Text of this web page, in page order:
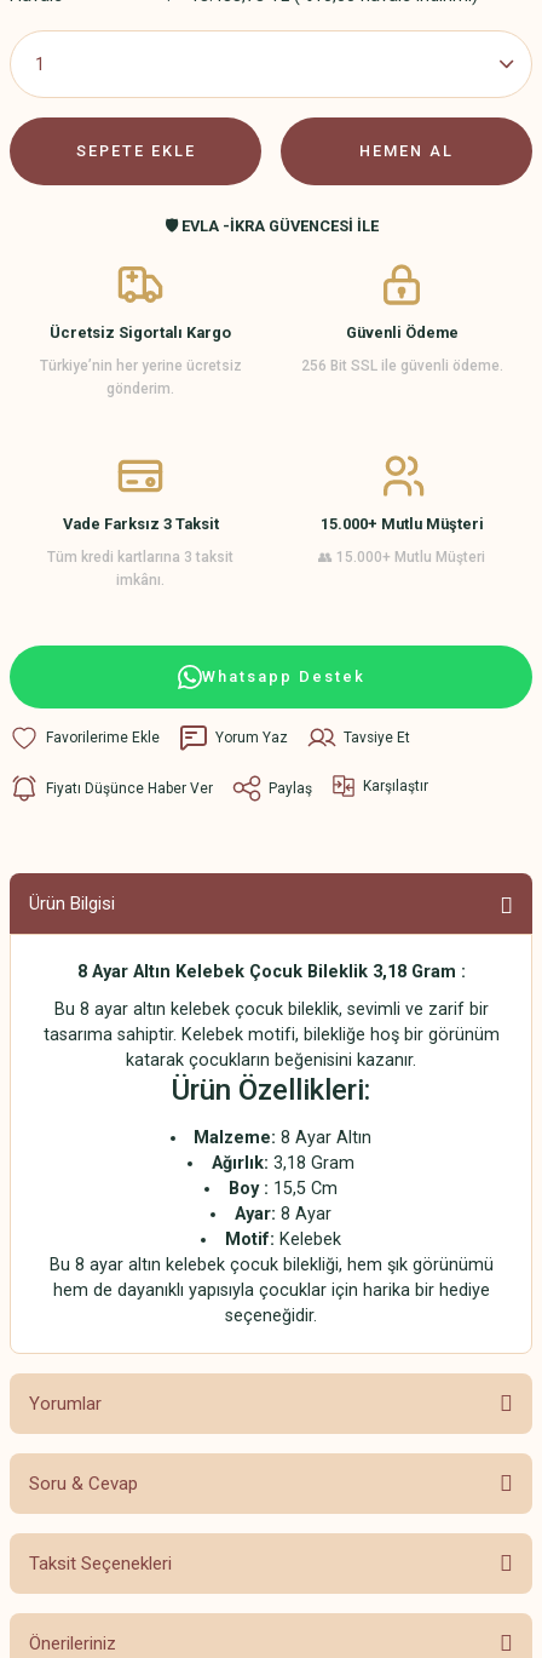
SEPETE EKLE HEMEN AL
🛡️ EVLA -İKRA GÜVENCESİ İLE
Ücretsiz Sigortalı Kargo
Türkiye’nin her yerine ücretsiz
gönderim.
Güvenli Ödeme
256 Bit SSL ile güvenli ödeme.
Vade Farksız 3 Taksit
Tüm kredi kartlarına 3 taksit
imkânı.
15.000+ Mutlu Müşteri
👥 15.000+ Mutlu Müşteri
Whatsapp Destek
Yorum Yaz Tavsiye Et
Fiyatı Düşünce Haber Ver Paylaş Karşılaştır
Ürün Bilgisi
8 Ayar Altın Kelebek Çocuk Bileklik 3,18 Gram :
Bu 8 ayar altın kelebek çocuk bileklik, sevimli ve zarif bir
tasarıma sahiptir. Kelebek motifi, bilekliğe hoş bir görünüm
katarak çocukların beğenisini kazanır.
Ürün Özellikleri:
Malzeme: 8 Ayar Altın
Ağırlık: 3,18 Gram
Boy : 15,5 Cm
Ayar: 8 Ayar
Motif: Kelebek
Bu 8 ayar altın kelebek çocuk bilekliği, hem şık görünümü
hem de dayanıklı yapısıyla çocuklar için harika bir hediye
seçeneğidir.
Yorumlar
Bu ürüne ilk yorumu siz yapın!
Soru & Cevap
Ürün hakkında henüz soru sorulmamış.
Taksit Seçenekleri
Önerileriniz